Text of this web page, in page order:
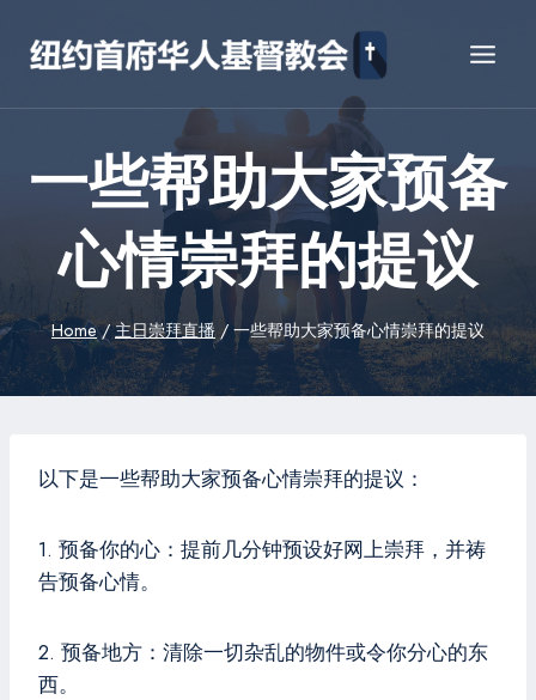
content
一些帮助大家预备
心情崇拜的提议
Home / 主日崇拜直播 / 一些帮助大家预备心情崇拜的提议
以下是一些帮助大家预备心情崇拜的提议：
1. 预备你的心：提前几分钟预设好网上崇拜，并祷
告预备心情。
2. 预备地方：清除一切杂乱的物件或令你分心的东
西。